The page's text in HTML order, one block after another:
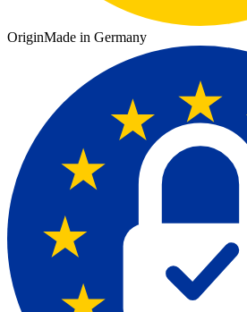
OriginMade in Germany